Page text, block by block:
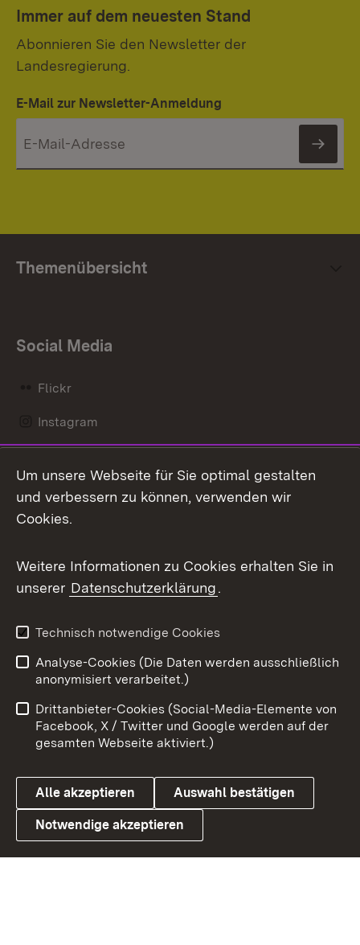
Immer auf dem neuesten Stand
Abonnieren Sie den Newsletter der
Landesregierung.
E-Mail zur Newsletter-Anmeldung
Themenübersicht
Social Media
Flickr
Instagram
Mastodon
Messenger
Social Wall
X / Twitter
Youtube
Link zum Landesportal
Benutzungshinweise
Barrierefreiheit
Datenschutz
Cookies
Um unsere Webseite für Sie optimal gestalten
und verbessern zu können, verwenden wir
Cookies.
Weitere Informationen zu Cookies erhalten Sie in
unserer Datenschutzerklärung.
Technisch notwendige Cookies
Analyse-Cookies (Die Daten werden ausschließlich
anonymisiert verarbeitet.)
Drittanbieter-Cookies (Social-Media-Elemente von
Facebook, X / Twitter und Google werden auf der
gesamten Webseite aktiviert.)
Alle akzeptieren Auswahl bestätigen
Notwendige akzeptieren